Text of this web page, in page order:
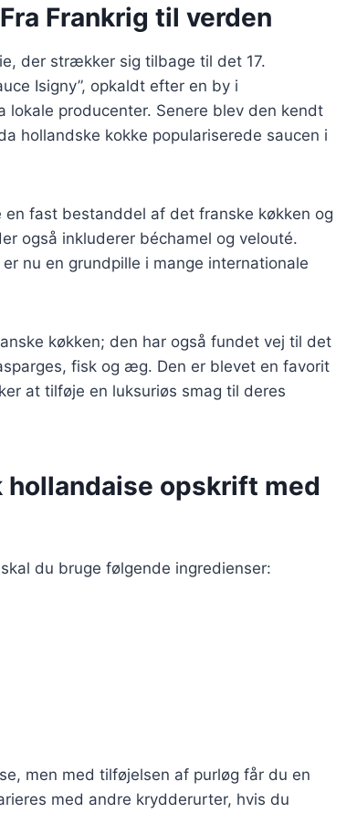
Frankrig til verden
der strækker sig tilbage til det 17.
Isigny”, opkaldt efter en by i
producenter. Senere blev den kendt
hollandske kokke populariserede saucen i
fast bestanddel af det franske køkken og
også inkluderer béchamel og velouté.
nu en grundpille i mange internationale
køkken; den har også fundet vej til det
fisk og æg. Den er blevet en favorit
at tilføje en luksuriøs smag til deres
opskrift med
du bruge følgende ingredienser:
men med tilføjelsen af purløg får du en
med andre krydderurter, hvis du